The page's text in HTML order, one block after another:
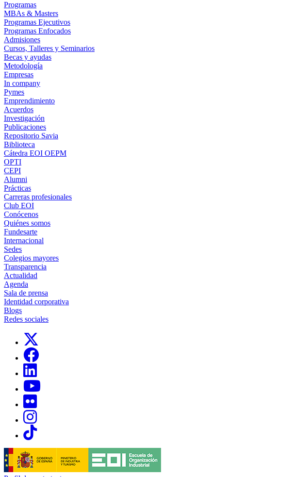
Programas
MBAs & Masters
Programas Ejecutivos
Programas Enfocados
Admisiones
Cursos, Talleres y Seminarios
Becas y ayudas
Metodología
Empresas
In company
Pymes
Emprendimiento
Acuerdos
Investigación
Publicaciones
Repositorio Savia
Biblioteca
Cátedra EOI OEPM
OPTI
CEPI
Alumni
Prácticas
Carreras profesionales
Club EOI
Conócenos
Quiénes somos
Fundesarte
Internacional
Sedes
Colegios mayores
Transparencia
Actualidad
Agenda
Sala de prensa
Identidad corporativa
Blogs
Redes sociales
Links, Opens in this window
Links, Opens in this window
Links, Opens in this window
Links, Opens in this window
Links, Opens in this window